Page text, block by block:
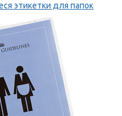
этикетки для папок
маркировки